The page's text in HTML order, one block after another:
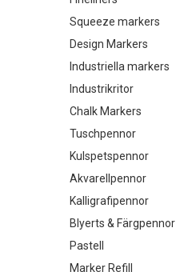
Squeeze markers
Design Markers
Industriella markers
Industrikritor
Chalk Markers
Tuschpennor
Kulspetspennor
Akvarellpennor
Kalligrafipennor
Blyerts & Färgpennor
Pastell
Marker Refill